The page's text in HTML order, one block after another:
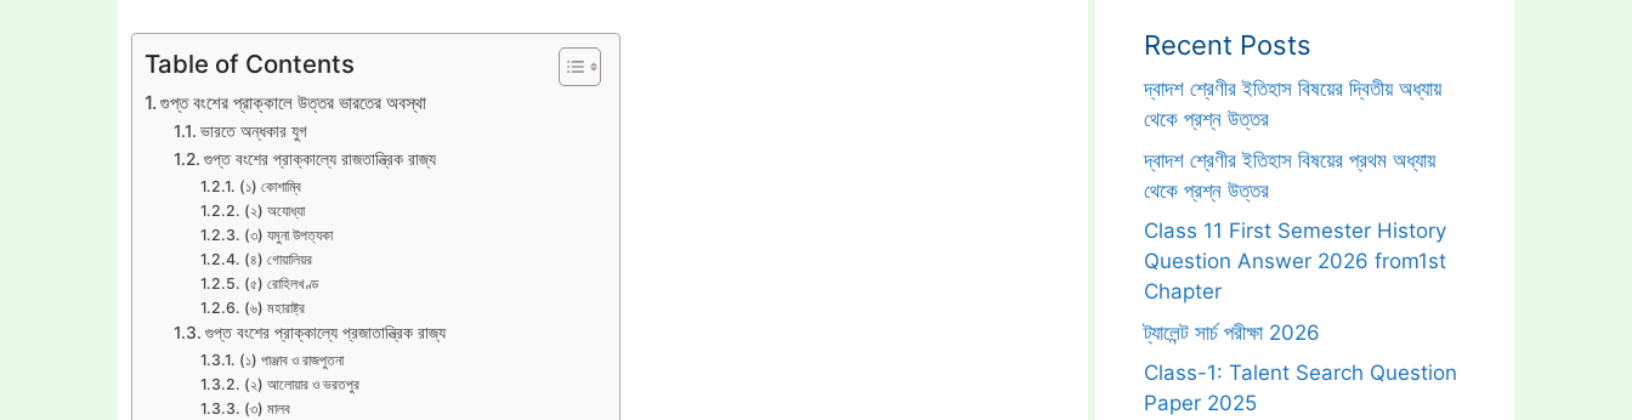
Table of Contents
গুপ্ত বংশের প্রাক্কালে উত্তর ভারতের অবস্থা
ভারতে অন্ধকার যুগ
গুপ্ত বংশের প্রাক্কাল্যে রাজতান্ত্রিক রাজ্য
(১) কোশাম্বি
(২) অযোধ্যা
(৩) যমুনা উপত্যকা
(৪) গোয়ালিয়র
(৫) রোহিলখণ্ড
(৬) মহারাষ্ট্র
গুপ্ত বংশের প্রাক্কাল্যে প্রজাতান্ত্রিক রাজ্য
(১) পাঞ্জাব ও রাজপুতনা
(২) আলোয়ার ও ভরতপুর
(৩) মালব
Recent Posts
দ্বাদশ শ্রেণীর ইতিহাস বিষয়ের দ্বিতীয় অধ্যায়
থেকে প্রশ্ন উত্তর
দ্বাদশ শ্রেণীর ইতিহাস বিষয়ের প্রথম অধ্যায়
থেকে প্রশ্ন উত্তর
Class 11 First Semester History
Question Answer 2026 from1st
Chapter
ট্যালেন্ট সার্চ পরীক্ষা 2026
Class-1: Talent Search Question
Paper 2025